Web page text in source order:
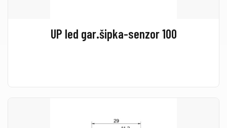
UP led gar.šipka-senzor 100